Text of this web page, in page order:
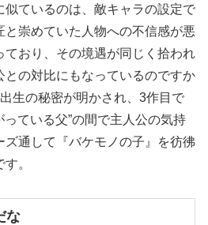
似ているのは、敵キャラの設定で
崇めていた人物への不信感が悪
ており、その境遇が同じく拾われ
との対比にもなっているのですか
生の秘密が明かされ、3作目で
っている父”の間で主人公の気持
ズ通して『バケモノの子』を彷彿
。
な